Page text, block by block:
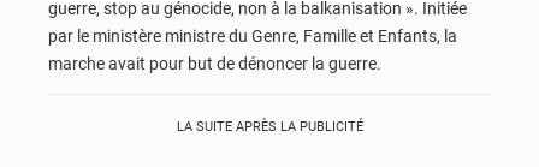
guerre, stop au génocide, non à la balkanisation ». Initiée
par le ministère ministre du Genre, Famille et Enfants, la
marche avait pour but de dénoncer la guerre.
LA SUITE APRÈS LA PUBLICITÉ